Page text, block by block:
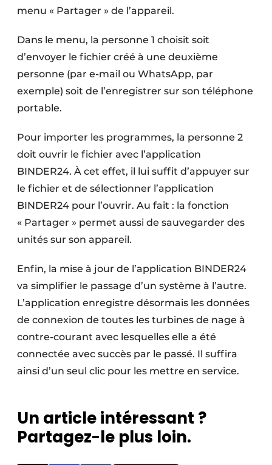
menu « Partager » de l’appareil.
Dans le menu, la personne 1 choisit soit
d’envoyer le fichier créé à une deuxième
personne (par e-mail ou WhatsApp, par
exemple) soit de l’enregistrer sur son téléphone
portable.
Pour importer les programmes, la personne 2
doit ouvrir le fichier avec l’application
BINDER24. À cet effet, il lui suffit d’appuyer sur
le fichier et de sélectionner l’application
BINDER24 pour l’ouvrir. Au fait : la fonction
« Partager » permet aussi de sauvegarder des
unités sur son appareil.
Enfin, la mise à jour de l’application BINDER24
va simplifier le passage d’un système à l’autre.
L’application enregistre désormais les données
de connexion de toutes les turbines de nage à
contre-courant avec lesquelles elle a été
connectée avec succès par le passé. Il suffira
ainsi d’un seul clic pour les mettre en service.
Un article intéressant ?
Partagez-le plus loin.